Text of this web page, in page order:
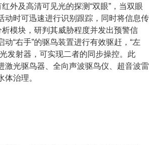
红外及高清可见光的探测“双眼”，当双眼
动时可迅速进行识别跟踪，同时将信息传
析模块，研判其威胁程度并发出预警信
动“右手”的驱鸟装置进行有效驱赶，“左
发射器，可实现二者的同步操控。此
激光驱鸟器、全向声波驱鸟仪、超音波雷
体治理。